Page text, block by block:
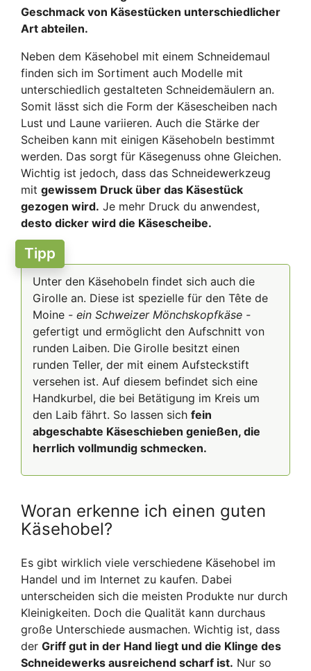
Geschmack von Käsestücken unterschiedlicher
Art abteilen.
Neben dem Käsehobel mit einem Schneidemaul
finden sich im Sortiment auch Modelle mit
unterschiedlich gestalteten Schneidemäulern an.
Somit lässt sich die Form der Käsescheiben nach
Lust und Laune variieren. Auch die Stärke der
Scheiben kann mit einigen Käsehobeln bestimmt
werden. Das sorgt für Käsegenuss ohne Gleichen.
Wichtig ist jedoch, dass das Schneidewerkzeug
mit gewissem Druck über das Käsestück
gezogen wird. Je mehr Druck du anwendest,
desto dicker wird die Käsescheibe.
Tipp
Unter den Käsehobeln findet sich auch die
Girolle an. Diese ist spezielle für den Tête de
Moine - ein Schweizer Mönchskopfkäse -
gefertigt und ermöglicht den Aufschnitt von
runden Laiben. Die Girolle besitzt einen
runden Teller, der mit einem Aufsteckstift
versehen ist. Auf diesem befindet sich eine
Handkurbel, die bei Betätigung im Kreis um
den Laib fährt. So lassen sich fein
abgeschabte Käseschieben genießen, die
herrlich vollmundig schmecken.
Woran erkenne ich einen guten
Käsehobel?
Es gibt wirklich viele verschiedene Käsehobel im
Handel und im Internet zu kaufen. Dabei
unterscheiden sich die meisten Produkte nur durch
Kleinigkeiten. Doch die Qualität kann durchaus
große Unterschiede ausmachen. Wichtig ist, dass
der Griff gut in der Hand liegt und die Klinge des
Schneidewerks ausreichend scharf ist. Nur so